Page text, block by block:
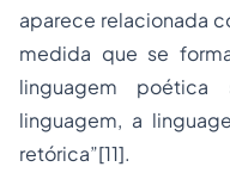
aparece relacionada
medida que se
linguagem
linguagem, a
retórica”[11].